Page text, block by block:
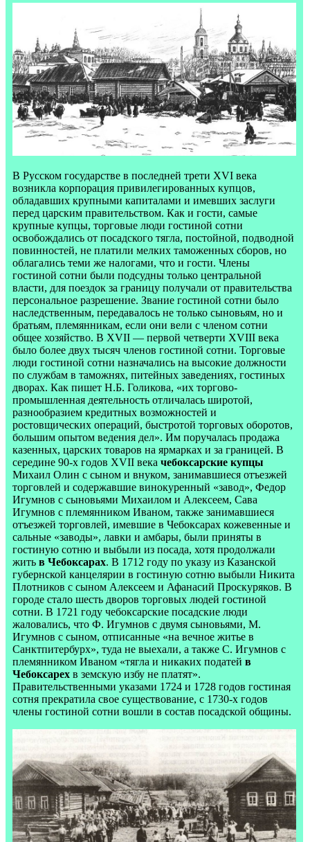
В Русском государстве в последней трети XVI века
возникла корпорация привилегированных купцов,
обладавших крупными капиталами и имевших заслуги
перед царским правительством. Как и гости, самые
крупные купцы, торговые люди гостиной сотни
освобождались от посадского тягла, постойной, подводной
повинностей, не платили мелких таможенных сборов, но
облагались теми же налогами, что и гости. Члены
гостиной сотни были подсудны только центральной
власти, для поездок за границу получали от правительства
персональное разрешение. Звание гостиной сотни было
наследственным, передавалось не только сыновьям, но и
братьям, племянникам, если они вели с членом сотни
общее хозяйство. В XVII — первой четверти XVIII века
было более двух тысяч членов гостиной сотни. Торговые
люди гостиной сотни назначались на высокие должности
по службам в таможнях, питейных заведениях, гостиных
дворах. Как пишет Н.Б. Голикова, «их торгово-
промышленная деятельность отличалась широтой,
разнообразием кредитных возможностей и
ростовщических операций, быстротой торговых оборотов,
большим опытом ведения дел». Им поручалась продажа
казенных, царских товаров на ярмарках и за границей. В
середине 90-х годов XVII века чебоксарские купцы
Михаил Олин с сыном и внуком, занимавшиеся отъезжей
торговлей и содержавшие винокуренный «завод», Федор
Игумнов с сыновьями Михаилом и Алексеем, Сава
Игумнов с племянником Иваном, также занимавшиеся
отъезжей торговлей, имевшие в Чебоксарах кожевенные и
сальные «заводы», лавки и амбары, были приняты в
гостиную сотню и выбыли из посада, хотя продолжали
жить в Чебоксарах. В 1712 году по указу из Казанской
губернской канцелярии в гостиную сотню выбыли Никита
Плотников с сыном Алексеем и Афанасий Проскуряков. В
городе стало шесть дворов торговых людей гостиной
сотни. В 1721 году чебоксарские посадские люди
жаловались, что Ф. Игумнов с двумя сыновьями, М.
Игумнов с сыном, отписанные «на вечное житье в
Санктпитербурх», туда не выехали, а также С. Игумнов с
племянником Иваном «тягла и никаких податей в
Чебоксарех в земскую избу не платят».
Правительственными указами 1724 и 1728 годов гостиная
сотня прекратила свое существование, с 1730-х годов
члены гостиной сотни вошли в состав посадской общины.